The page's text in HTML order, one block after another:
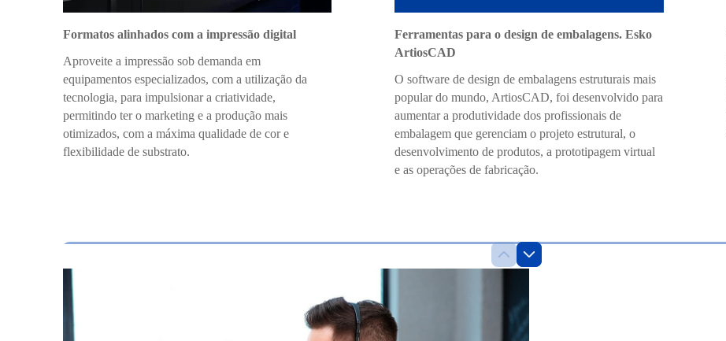
Formatos alinhados com a impressão digital
Aproveite a impressão sob demanda em
equipamentos especializados, com a utilização da
tecnologia, para impulsionar a criatividade,
permitindo ter o marketing e a produção mais
otimizados, com a máxima qualidade de cor e
flexibilidade de substrato.
Ferramentas para o design de embalagens. Esko
ArtiosCAD
O software de design de embalagens estruturais mais
popular do mundo, ArtiosCAD, foi desenvolvido para
aumentar a produtividade dos profissionais de
embalagem que gerenciam o projeto estrutural, o
desenvolvimento de produtos, a prototipagem virtual
e as operações de fabricação.